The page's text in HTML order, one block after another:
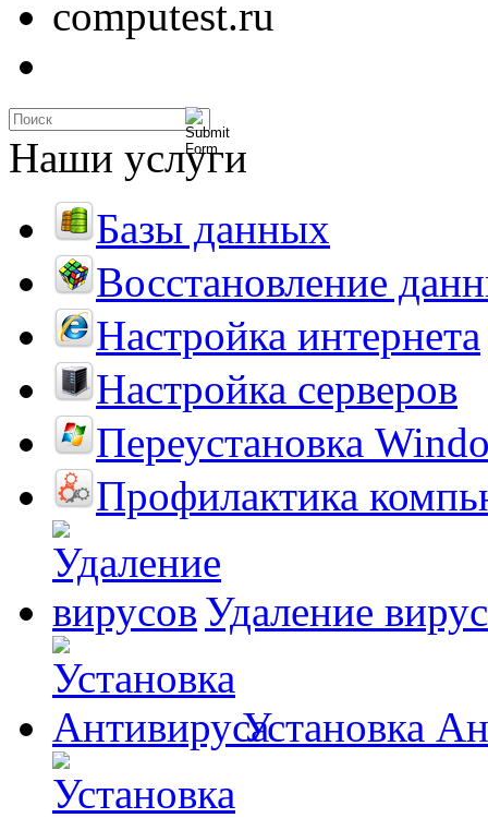
computest.ru
Наши услуги
Базы данных
Восстановление
Настройка интернета
Настройка серверов
Переустановка
Профилактика
Удаление
Установка